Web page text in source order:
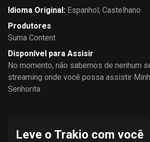
Idioma Original: Espanhol; Castelhano
Produtores
Suma Content
Disponível para Assisir
No momento, não sabemos de nenhum
streaming onde você possa assistir
Senhorita
Leve o Trakio com você